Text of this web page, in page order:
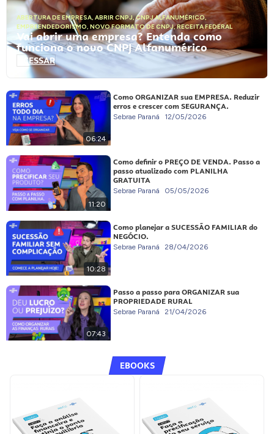
ABERTURA DE EMPRESA, ABRIR CNPJ,CNPJ ALFANUMÉRICO,
EMPREENDEDORISMO, NOVO FORMATO DE CNPJ,RECEITA FEDERAL
Vai abrir uma empresa? Entenda como
funciona o novo CNPJ Alfanumérico
ACESSAR
06:24
Como ORGANIZAR sua EMPRESA. Reduzir
erros e crescer com SEGURANÇA.
Sebrae Paraná 12/05/2026
11:20
Como definir o PREÇO DE VENDA. Passo a
passo atualizado com PLANILHA
GRATUITA
Sebrae Paraná 05/05/2026
10:28
Como planejar a SUCESSÃO FAMILIAR do
NEGÓCIO.
Sebrae Paraná 28/04/2026
07:43
Passo a passo para ORGANIZAR sua
PROPRIEDADE RURAL
Sebrae Paraná 21/04/2026
EBOOKS